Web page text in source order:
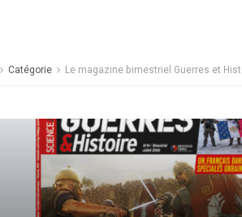
Catégorie Le magazine bimestriel Guerres et